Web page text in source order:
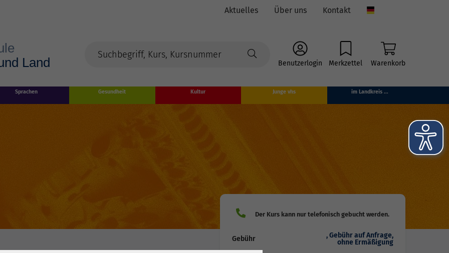
Aktuelles Über uns Kontakt
Benutzerlogin Merkzettel Warenkorb
Sprachen Gesundheit Kultur Junge vhs im Landkreis ...
Gebühr
, Gebühr auf Anfrage,
ohne Ermäßigung